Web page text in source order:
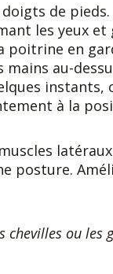
de pieds.
les yeux et
poitrine en
mains au-
instants,
à la
posture.
chevilles ou les